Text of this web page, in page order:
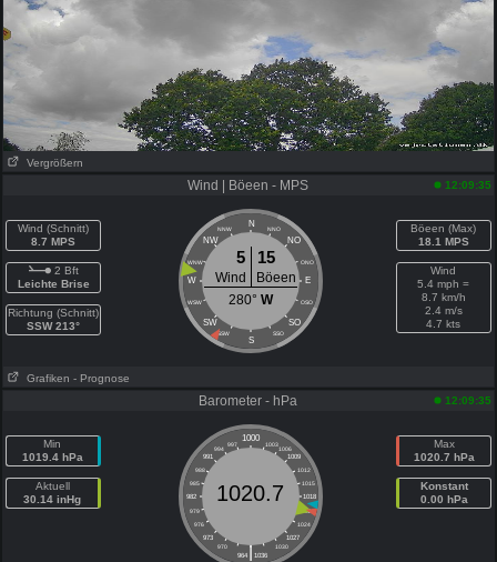
Vergrößern
Wind | Böeen - MPS 12:09:35
Wind (Schnitt)
8.7 MPS
2 Bft
Leichte Brise
Richtung (Schnitt)
SSW 213°
N
NNW NNO
NW NO
WNW ONO
W E
WSW OSO
SW SO
SSW SSO
S
5 15
Wind
Böeen
280° W
Böeen (Max)
18.1 MPS
Wind
5.4 mph =
8.7 km/h
2.4 m/s
4.7 kts
Grafiken - Prognose
Barometer - hPa 12:09:35
Min
1019.4 hPa
Aktuell
30.14 inHg
1000
997 1003
994
1006
991
1009
988
1012
985
1015
982
1018
979
1021
976
1024
973
1027
970
1030
|
964 1036
1020.7
Max
1020.7 hPa
Konstant
0.00 hPa